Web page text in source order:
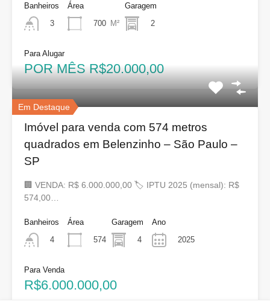
Banheiros
3
Área
700 M²
Garagem
2
Para Alugar
POR MÊS R$20.000,00
Em Destaque
Imóvel para venda com 574 metros
quadrados em Belenzinho – São Paulo –
SP
🏢 VENDA: R$ 6.000.000,00 🏷 IPTU 2025 (mensal): R$
574,00…
Banheiros
4
Área
574
Garagem
4
Ano
2025
Para Venda
R$6.000.000,00